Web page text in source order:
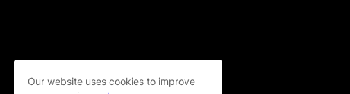
Our website uses cookies to improve